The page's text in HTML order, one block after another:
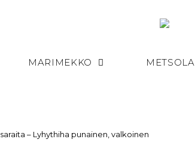
MARIMEKKO METSOLA
– Lyhythiha punainen, valkoinen